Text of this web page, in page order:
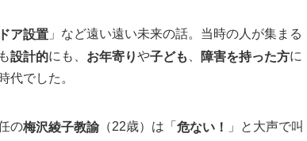
ア設置 」など遠い遠い未来の話。当時の人が集まる
設計的にも、 お年寄りや子ども 障害を持った方に
代でした。
の梅沢綾子教諭 （22歳）は「 危ない！
」と大声で叫